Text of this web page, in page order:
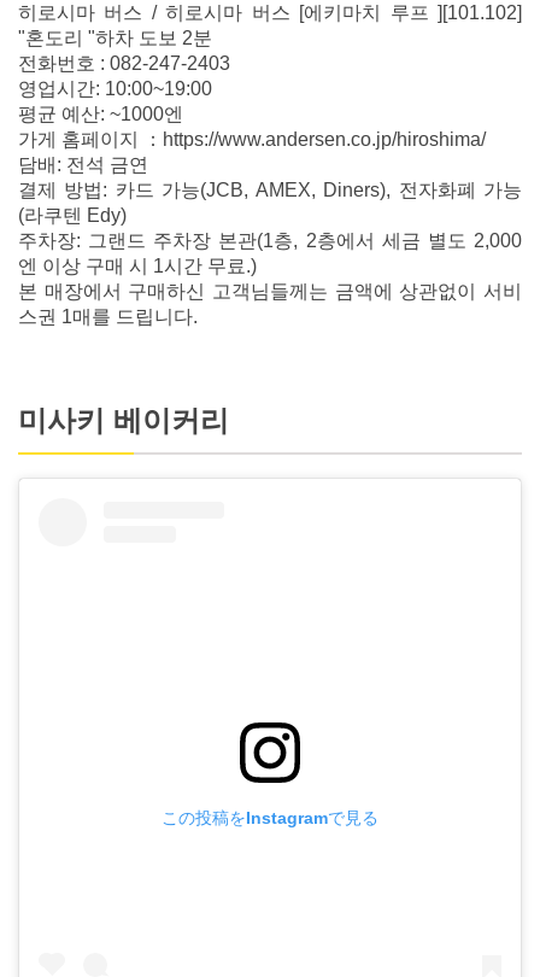
히로시마 버스 / 히로시마 버스 [에키마치 루프 ][101.102]
"혼도리 "하차 도보 2분
전화번호 : 082-247-2403
영업시간: 10:00~19:00
평균 예산: ~1000엔
가게 홈페이지 ：https://www.andersen.co.jp/hiroshima/
담배: 전석 금연
결제 방법: 카드 가능(JCB, AMEX, Diners), 전자화폐 가능
(라쿠텐 Edy)
주차장: 그랜드 주차장 본관(1층, 2층에서 세금 별도 2,000
엔 이상 구매 시 1시간 무료.)
본 매장에서 구매하신 고객님들께는 금액에 상관없이 서비
스권 1매를 드립니다.
미사키 베이커리
この投稿をInstagramで見る